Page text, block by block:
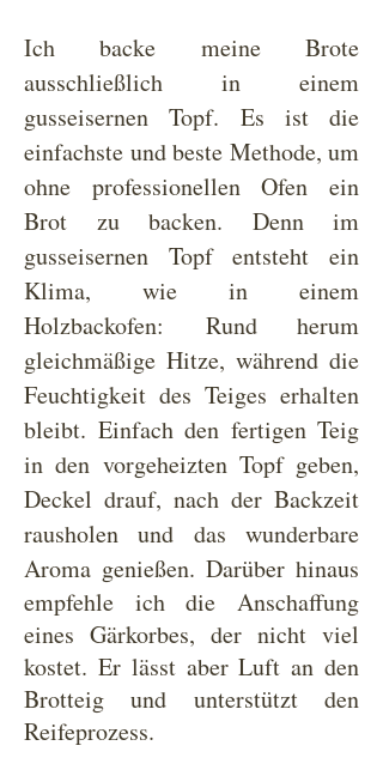
Ich backe meine Brote
ausschließlich in einem
gusseisernen Topf. Es ist die
einfachste und beste Methode, um
ohne professionellen Ofen ein
Brot zu backen. Denn im
gusseisernen Topf entsteht ein
Klima, wie in einem
Holzbackofen: Rund herum
gleichmäßige Hitze, während die
Feuchtigkeit des Teiges erhalten
bleibt. Einfach den fertigen Teig
in den vorgeheizten Topf geben,
Deckel drauf, nach der Backzeit
rausholen und das wunderbare
Aroma genießen. Darüber hinaus
empfehle ich die Anschaffung
eines Gärkorbes, der nicht viel
kostet. Er lässt aber Luft an den
Brotteig und unterstützt den
Reifeprozess.